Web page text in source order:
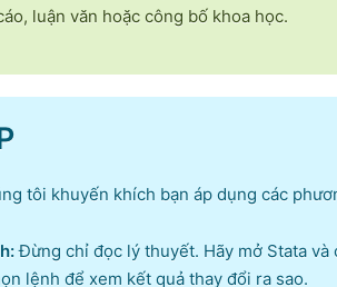
luận văn hoặc công bố khoa học.
tôi khuyến khích bạn áp dụng các
Đừng chỉ đọc lý thuyết. Hãy mở Stata
lệnh để xem kết quả thay đổi ra sao.